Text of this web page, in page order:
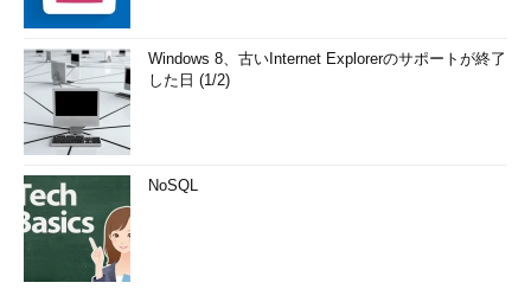
Windows 8、古いInternet Explorerのサポートが終了
した日 (1/2)
NoSQL